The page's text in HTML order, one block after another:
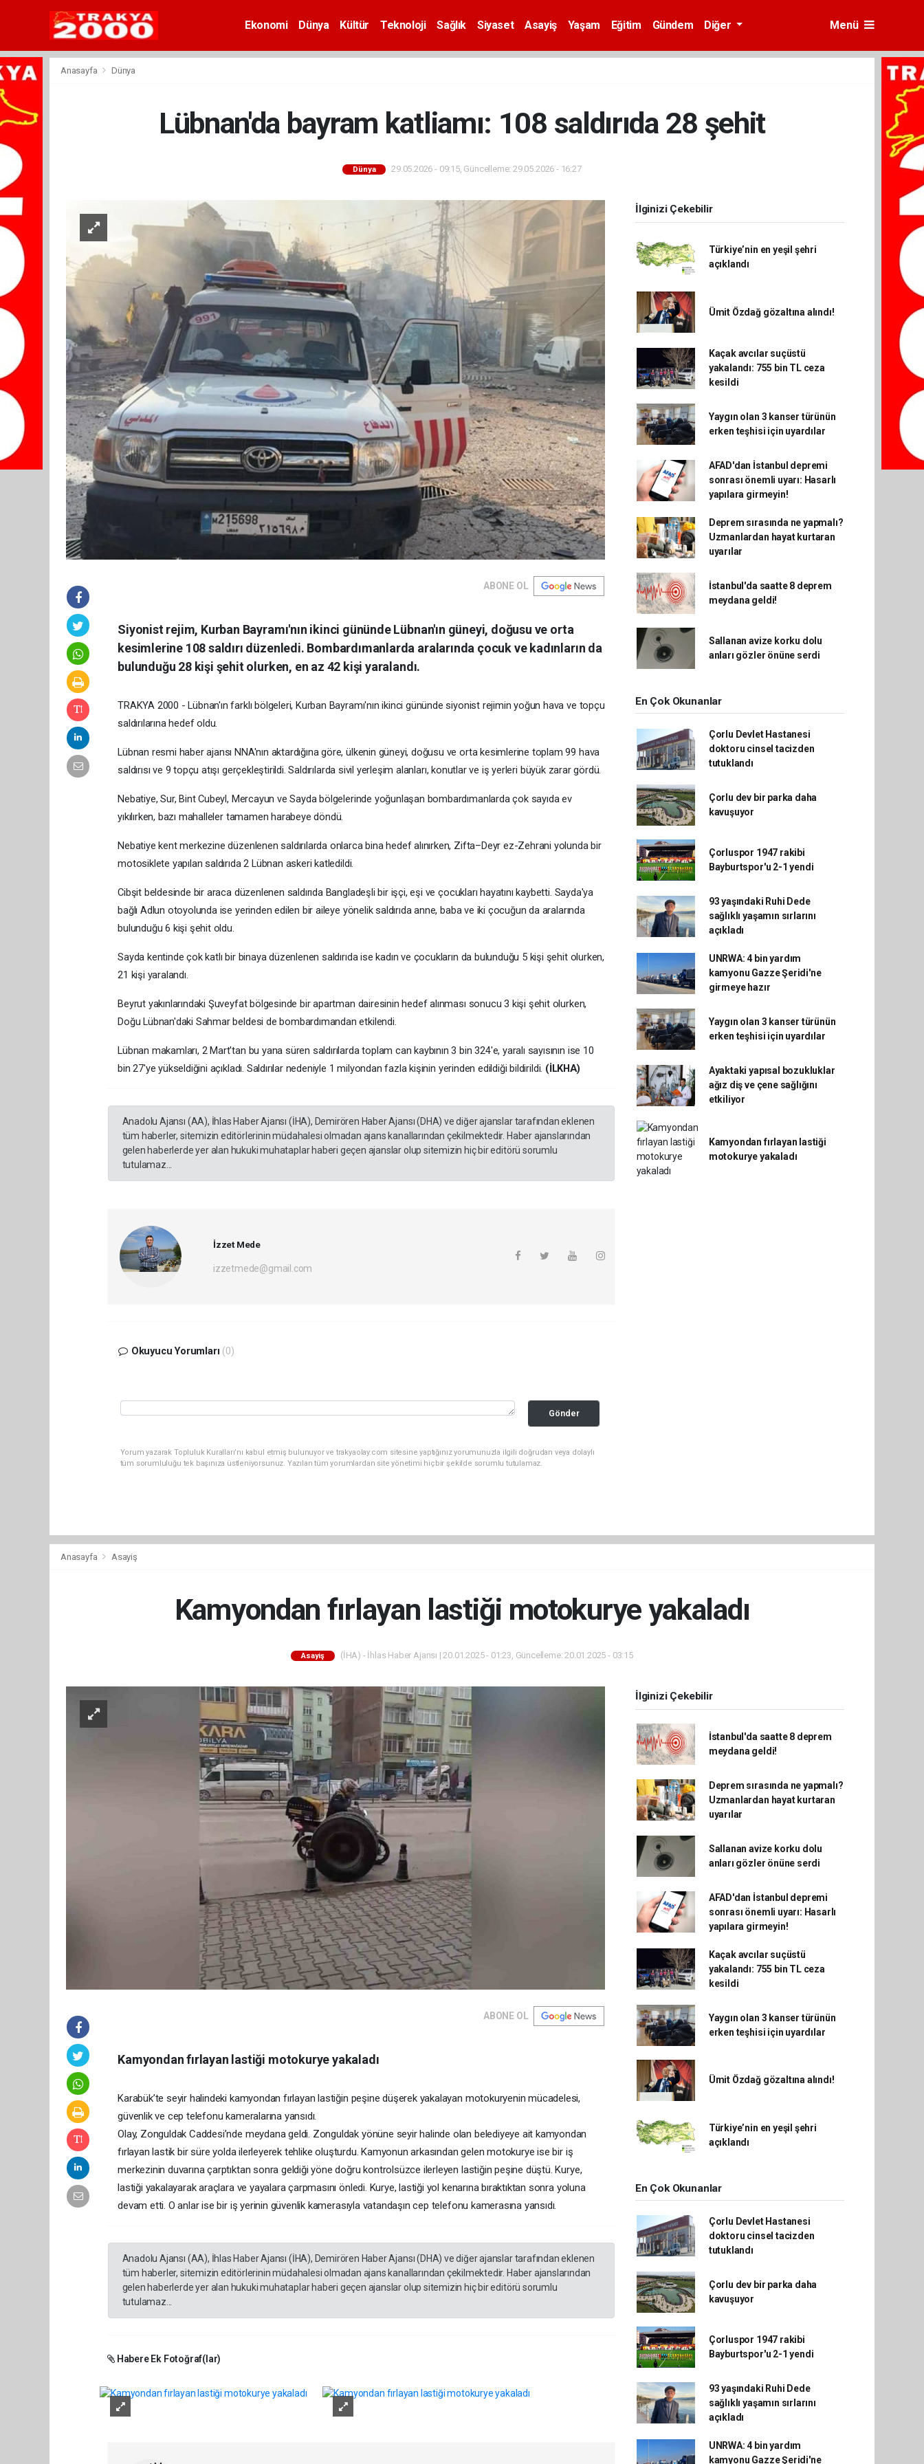
Ekonomi Dünya Kültür Teknoloji Sağlık Siyaset Asayiş Yaşam Eğitim Gündem Diğer Menü
Anasayfa Dünya
Lübnan'da bayram katliamı: 108 saldırıda 28 şehit
Dünya 29.05.2026 - 09:15, Güncelleme: 29.05.2026 - 16:27
ABONE OL
Siyonist rejim, Kurban Bayramı'nın ikinci gününde Lübnan'ın güneyi, doğusu ve orta
kesimlerine 108 saldırı düzenledi. Bombardımanlarda aralarında çocuk ve kadınların da
bulunduğu 28 kişi şehit olurken, en az 42 kişi yaralandı.
TRAKYA 2000 - Lübnan'ın farklı bölgeleri, Kurban Bayramı'nın ikinci gününde siyonist rejimin yoğun hava ve topçu
saldırılarına hedef oldu.
Lübnan resmi haber ajansı NNA'nın aktardığına göre, ülkenin güneyi, doğusu ve orta kesimlerine toplam 99 hava
saldırısı ve 9 topçu atışı gerçekleştirildi. Saldırılarda sivil yerleşim alanları, konutlar ve iş yerleri büyük zarar gördü.
Nebatiye, Sur, Bint Cubeyl, Mercayun ve Sayda bölgelerinde yoğunlaşan bombardımanlarda çok sayıda ev
yıkılırken, bazı mahalleler tamamen harabeye döndü.
Nebatiye kent merkezine düzenlenen saldırılarda onlarca bina hedef alınırken, Zifta–Deyr ez-Zehrani yolunda bir
motosiklete yapılan saldırıda 2 Lübnan askeri katledildi.
Cibşit beldesinde bir araca düzenlenen saldırıda Bangladeşli bir işçi, eşi ve çocukları hayatını kaybetti. Sayda'ya
bağlı Adlun otoyolunda ise yerinden edilen bir aileye yönelik saldırıda anne, baba ve iki çocuğun da aralarında
bulunduğu 6 kişi şehit oldu.
Sayda kentinde çok katlı bir binaya düzenlenen saldırıda ise kadın ve çocukların da bulunduğu 5 kişi şehit olurken,
21 kişi yaralandı.
Beyrut yakınlarındaki Şuveyfat bölgesinde bir apartman dairesinin hedef alınması sonucu 3 kişi şehit olurken,
Doğu Lübnan'daki Sahmar beldesi de bombardımandan etkilendi.
Lübnan makamları, 2 Mart'tan bu yana süren saldırılarda toplam can kaybının 3 bin 324'e, yaralı sayısının ise 10
bin 27'ye yükseldiğini açıkladı. Saldırılar nedeniyle 1 milyondan fazla kişinin yerinden edildiği bildirildi. (İLKHA)
Anadolu Ajansı (AA), İhlas Haber Ajansı (İHA), Demirören Haber Ajansı (DHA) ve diğer ajanslar tarafından eklenen
tüm haberler, sitemizin editörlerinin müdahalesi olmadan ajans kanallarından çekilmektedir. Haber ajanslarından
gelen haberlerde yer alan hukuki muhataplar haberi geçen ajanslar olup sitemizin hiç bir editörü sorumlu
tutulamaz...
İzzet Mede
izzetmede@gmail.com
Okuyucu Yorumları (0)
Gönder
Yorum yazarak Topluluk Kuralları’nı kabul etmiş bulunuyor ve trakyaolay.com sitesine yaptığınız yorumunuzla ilgili doğrudan veya dolaylı
tüm sorumluluğu tek başınıza üstleniyorsunuz. Yazılan tüm yorumlardan site yönetimi hiçbir şekilde sorumlu tutulamaz.
İlginizi Çekebilir
Türkiye’nin en yeşil şehri
açıklandı
Ümit Özdağ gözaltına alındı!
Kaçak avcılar suçüstü
yakalandı: 755 bin TL ceza
kesildi
Yaygın olan 3 kanser türünün
erken teşhisi için uyardılar
AFAD'dan İstanbul depremi
sonrası önemli uyarı: Hasarlı
yapılara girmeyin!
Deprem sırasında ne yapmalı?
Uzmanlardan hayat kurtaran
uyarılar
İstanbul'da saatte 8 deprem
meydana geldi!
Sallanan avize korku dolu
anları gözler önüne serdi
En Çok Okunanlar
Çorlu Devlet Hastanesi
doktoru cinsel tacizden
tutuklandı
Çorlu dev bir parka daha
kavuşuyor
Çorluspor 1947 rakibi
Bayburtspor'u 2-1 yendi
93 yaşındaki Ruhi Dede
sağlıklı yaşamın sırlarını
açıkladı
UNRWA: 4 bin yardım
kamyonu Gazze Şeridi'ne
girmeye hazır
Yaygın olan 3 kanser türünün
erken teşhisi için uyardılar
Ayaktaki yapısal bozukluklar
ağız diş ve çene sağlığını
etkiliyor
Kamyondan fırlayan lastiği
motokurye yakaladı
Anasayfa Asayiş
Kamyondan fırlayan lastiği motokurye yakaladı
Asayiş (İHA) - İhlas Haber Ajansı | 20.01.2025 - 01:23, Güncelleme: 20.01.2025 - 03:15
ABONE OL
Kamyondan fırlayan lastiği motokurye yakaladı
Karabük’te seyir halindeki kamyondan fırlayan lastiğin peşine düşerek yakalayan motokuryenin mücadelesi,
güvenlik ve cep telefonu kameralarına yansıdı.
Olay, Zonguldak Caddesi’nde meydana geldi. Zonguldak yönüne seyir halinde olan belediyeye ait kamyondan
fırlayan lastik bir süre yolda ilerleyerek tehlike oluşturdu. Kamyonun arkasından gelen motokurye ise bir iş
merkezinin duvarına çarptıktan sonra geldiği yöne doğru kontrolsüzce ilerleyen lastiğin peşine düştü. Kurye,
lastiği yakalayarak araçlara ve yayalara çarpmasını önledi. Kurye, lastiği yol kenarına bıraktıktan sonra yoluna
devam etti. O anlar ise bir iş yerinin güvenlik kamerasıyla vatandaşın cep telefonu kamerasına yansıdı.
Anadolu Ajansı (AA), İhlas Haber Ajansı (İHA), Demirören Haber Ajansı (DHA) ve diğer ajanslar tarafından eklenen
tüm haberler, sitemizin editörlerinin müdahalesi olmadan ajans kanallarından çekilmektedir. Haber ajanslarından
gelen haberlerde yer alan hukuki muhataplar haberi geçen ajanslar olup sitemizin hiç bir editörü sorumlu
tutulamaz...
Habere Ek Fotoğraf(lar)
İlginizi Çekebilir
İstanbul'da saatte 8 deprem
meydana geldi!
Deprem sırasında ne yapmalı?
Uzmanlardan hayat kurtaran
uyarılar
Sallanan avize korku dolu
anları gözler önüne serdi
AFAD'dan İstanbul depremi
sonrası önemli uyarı: Hasarlı
yapılara girmeyin!
Kaçak avcılar suçüstü
yakalandı: 755 bin TL ceza
kesildi
Yaygın olan 3 kanser türünün
erken teşhisi için uyardılar
Ümit Özdağ gözaltına alındı!
Türkiye’nin en yeşil şehri
açıklandı
En Çok Okunanlar
Çorlu Devlet Hastanesi
doktoru cinsel tacizden
tutuklandı
Çorlu dev bir parka daha
kavuşuyor
Çorluspor 1947 rakibi
Bayburtspor'u 2-1 yendi
93 yaşındaki Ruhi Dede
sağlıklı yaşamın sırlarını
açıkladı
UNRWA: 4 bin yardım
kamyonu Gazze Şeridi'ne